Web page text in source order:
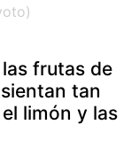
frutas de
tan
limón y las